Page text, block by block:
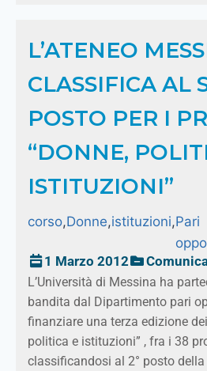
L’ATENEO
CLASSIFICA AL
POSTO PER I
“DONNE,
ISTITUZIONI”
corso,Donne,istituzioni,Pari
1 Marzo 2012
L’Università di Messina ha
bandita dal Dipartimento pari
finanziare una terza edizione
politica e istituzioni” , fra i 38
classificandosi al 2° posto